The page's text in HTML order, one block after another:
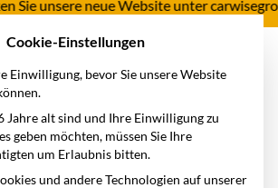
neue Website unter
Cookie-Einstellungen
Einwilligung, bevor Sie unsere Website
Jahre alt sind und Ihre Einwilligung zu
geben möchten, müssen Sie Ihre
um Erlaubnis bitten.
und andere Technologien auf unserer